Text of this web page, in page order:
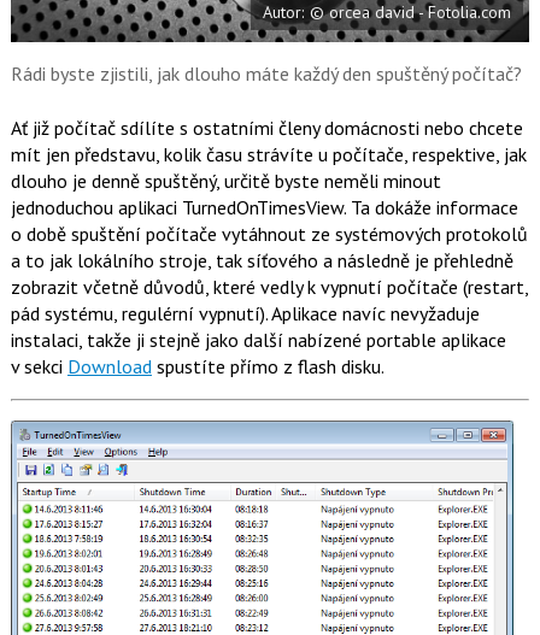
o
o
k
u
Autor: © orcea david - Fotolia.com
Rádi byste zjistili, jak dlouho máte každý den spuštěný počítač?
Ať již počítač sdílíte s ostatními členy domácnosti nebo chcete
mít jen představu, kolik času strávíte u počítače, respektive, jak
dlouho je denně spuštěný, určitě byste neměli minout
jednoduchou aplikaci TurnedOnTimesView. Ta dokáže informace
o době spuštění počítače vytáhnout ze systémových protokolů
a to jak lokálního stroje, tak síťového a následně je přehledně
zobrazit včetně důvodů, které vedly k vypnutí počítače (restart,
pád systému, regulérní vypnutí). Aplikace navíc nevyžaduje
instalaci, takže ji stejně jako další nabízené portable aplikace
v sekci Downloadspustíte přímo z flash disku.